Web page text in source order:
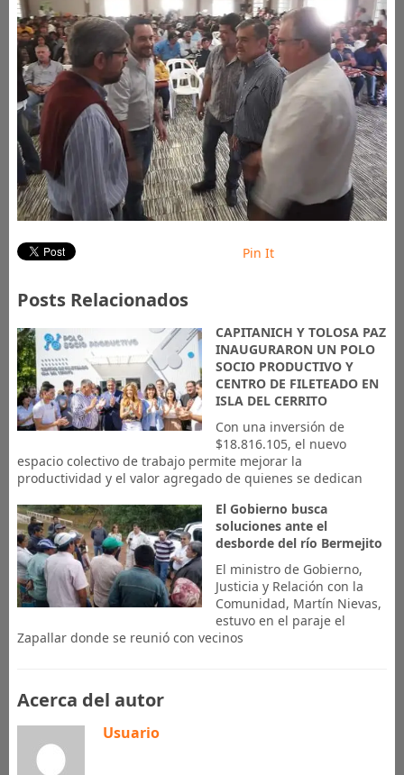
Pin It
Posts Relacionados
CAPITANICH Y TOLOSA PAZ
INAUGURARON UN POLO
SOCIO PRODUCTIVO Y
CENTRO DE FILETEADO EN
ISLA DEL CERRITO
Con una inversión de
$18.816.105, el nuevo
espacio colectivo de trabajo permite mejorar la
productividad y el valor agregado de quienes se dedican
El Gobierno busca
soluciones ante el
desborde del río Bermejito
El ministro de Gobierno,
Justicia y Relación con la
Comunidad, Martín Nievas,
estuvo en el paraje el
Zapallar donde se reunió con vecinos
Acerca del autor
Usuario